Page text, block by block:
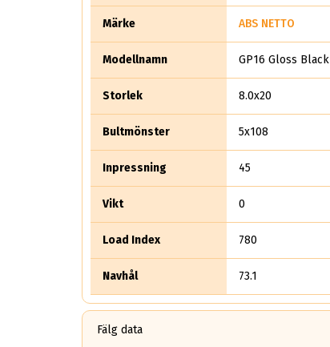
Märke ABS NETTO
Modellnamn GP16 Gloss Black
Storlek 8.0x20
Bultmönster 5x108
Inpressning 45
Vikt 0
Load Index 780
Navhål 73.1
Fälg data